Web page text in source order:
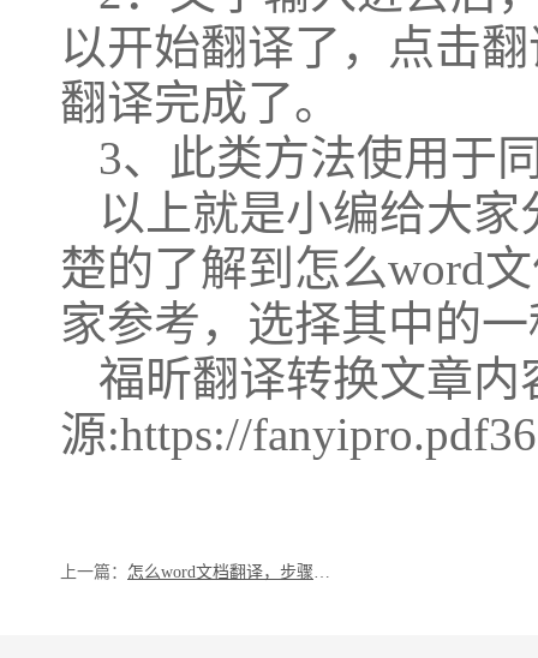
以开始翻译了，点击
翻译完成了。
3、此类方法使用于
以上就是小编给大
楚的了解到怎么word
家参考，选择其中的
福昕翻译转换文章内
源:https://
上一篇： 怎么word文档翻译，步骤是什么？